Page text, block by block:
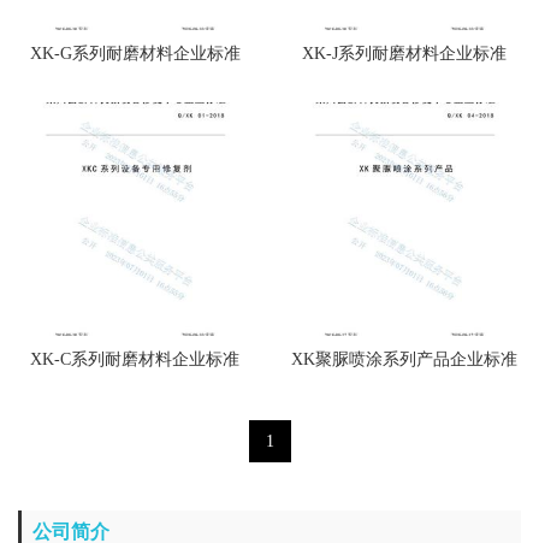
XK-G系列耐磨材料企业标准 XK-J系列耐磨材料企业标准
XK-C系列耐磨材料企业标准 XK聚脲喷涂系列产品企业标准
1
公司简介